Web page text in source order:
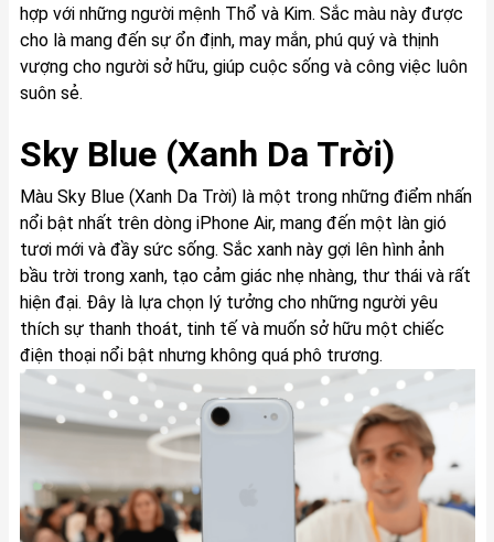
hợp với những người mệnh Thổ và Kim. Sắc màu này được
cho là mang đến sự ổn định, may mắn, phú quý và thịnh
vượng cho người sở hữu, giúp cuộc sống và công việc luôn
suôn sẻ.
Sky Blue (Xanh Da Trời)
Màu Sky Blue (Xanh Da Trời) là một trong những điểm nhấn
nổi bật nhất trên dòng iPhone Air, mang đến một làn gió
tươi mới và đầy sức sống. Sắc xanh này gợi lên hình ảnh
bầu trời trong xanh, tạo cảm giác nhẹ nhàng, thư thái và rất
hiện đại. Đây là lựa chọn lý tưởng cho những người yêu
thích sự thanh thoát, tinh tế và muốn sở hữu một chiếc
điện thoại nổi bật nhưng không quá phô trương.